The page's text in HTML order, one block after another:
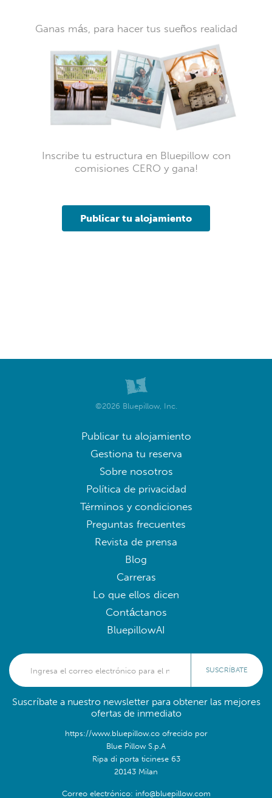
Ganas más, para hacer tus sueños realidad
Inscribe tu estructura en Bluepillow con
comisiones CERO y gana!
Publicar tu alojamiento
©2026 Bluepillow, Inc.
Publicar tu alojamiento
Gestiona tu reserva
Sobre nosotros
Política de privacidad
Términos y condiciones
Preguntas frecuentes
Revista de prensa
Blog
Carreras
Lo que ellos dicen
Contáctanos
BluepillowAI
SUSCRÍBATE
Suscríbate a nuestro newsletter para obtener las mejores
ofertas de inmediato
https://www.bluepillow.co ofrecido por
Blue Pillow S.p.A
Ripa di porta ticinese 63
20143 Milan
Correo electrónico: info@bluepillow.com